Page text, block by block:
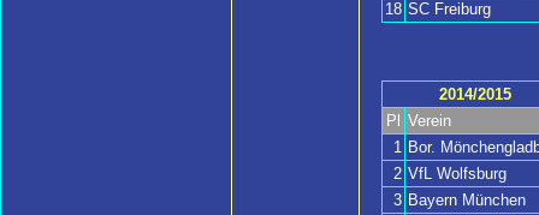
18 SC Freiburg
2014/2015
Pl Verein
1 Bor.
2 VfL Wolfsburg
3 Bayern München